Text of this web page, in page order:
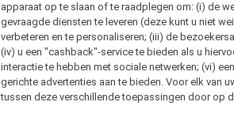
apparaat op te slaan of te raadplegen om: (i) de
gevraagde diensten te leveren (deze kunt u niet
verbeteren en te personaliseren; (iii) de
(iv) u een "cashback"-service te bieden als u
interactie te hebben met sociale netwerken; (vi)
gerichte advertenties aan te bieden. Voor elk van
tussen deze verschillende toepassingen door op